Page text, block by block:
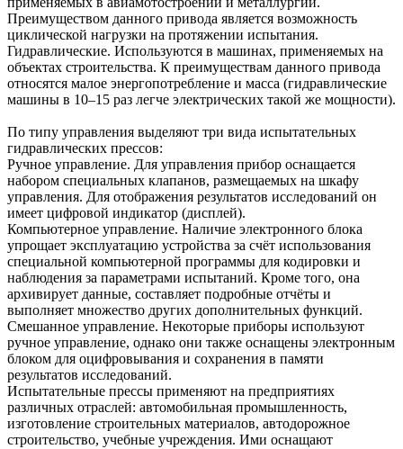
Преимуществом данного привода является возможность
циклической нагрузки на протяжении испытания.
Гидравлические. Используются в машинах, применяемых на
объектах строительства. К преимуществам данного привода
относятся малое энергопотребление и масса (гидравлические
машины в 10–15 раз легче электрических такой же мощности).
По типу управления выделяют три вида испытательных
гидравлических прессов:
Ручное управление. Для управления прибор оснащается
набором специальных клапанов, размещаемых на шкафу
управления. Для отображения результатов исследований он
имеет цифровой индикатор (дисплей).
Компьютерное управление. Наличие электронного блока
упрощает эксплуатацию устройства за счёт использования
специальной компьютерной программы для кодировки и
наблюдения за параметрами испытаний. Кроме того, она
архивирует данные, составляет подробные отчёты и
выполняет множество других дополнительных функций.
Смешанное управление. Некоторые приборы используют
ручное управление, однако они также оснащены электронным
блоком для оцифровывания и сохранения в памяти
результатов исследований.
Испытательные прессы применяют на предприятиях
различных отраслей: автомобильная промышленность,
изготовление строительных материалов, автодорожное
строительство, учебные учреждения. Ими оснащают